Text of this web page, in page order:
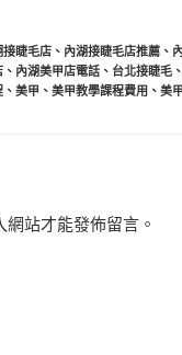
接睫毛店、 內湖接睫毛店推薦、
、 內湖美甲店電話、 台北接睫毛、
、 美甲 、 美甲教學課程費用 、 美
網站才能發佈留言。